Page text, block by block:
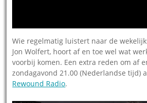
Wie regelmatig luistert naar de
Jon Wolfert, hoort af en toe wel wat
voorbij komen. Een extra reden om af
zondagavond 21.00 (Nederlandse tijd)
Rewound Radio.